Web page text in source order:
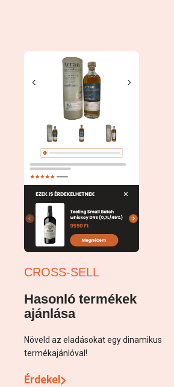
CROSS-SELL
Hasonló termékek
ajánlása
Növeld az eladásokat egy dinamikus
termékajánlóval!
Érdekel